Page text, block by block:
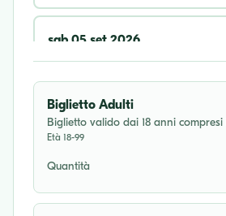
sab 05 set 2026
16:30
mer 16 set 2026
20:30
sab 17 ott 2026
Biglietto Adulti
Biglietto valido dai 18 anni compresi
Età 18-99
Quantità